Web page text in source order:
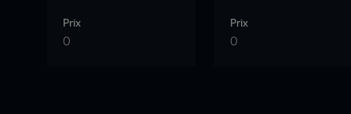
Prix
0
Prix
0